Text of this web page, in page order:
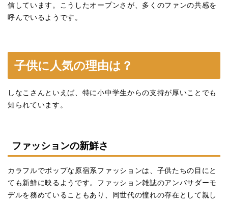
信しています。こうしたオープンさが、多くのファンの共感を
呼んでいるようです。
子供に人気の理由は？
しなこさんといえば、特に小中学生からの支持が厚いことでも
知られています。
ファッションの新鮮さ
カラフルでポップな原宿系ファッションは、子供たちの目にと
ても新鮮に映るようです。ファッション雑誌のアンバサダーモ
デルを務めていることもあり、同世代の憧れの存在として親し